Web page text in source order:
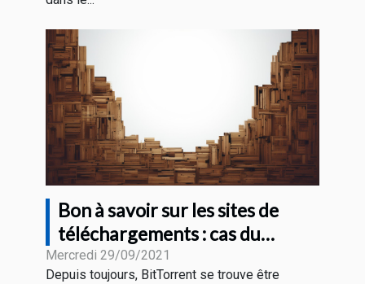
Bon à savoir sur les sites de
téléchargements : cas du
BitTorrent
Mercredi 29/09/2021
Depuis toujours, BitTorrent se trouve être